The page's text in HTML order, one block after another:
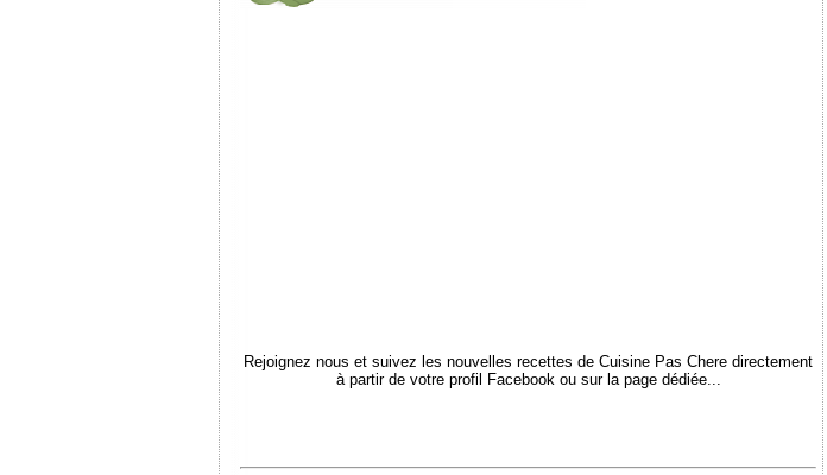
Rejoignez nous et suivez les nouvelles recettes de Cuisine Pas Chere directement
à partir de votre profil Facebook ou sur la page dédiée...